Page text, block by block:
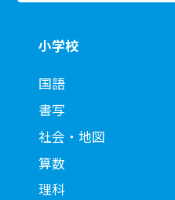
小学校
国語
書写
社会・地図
算数
理科